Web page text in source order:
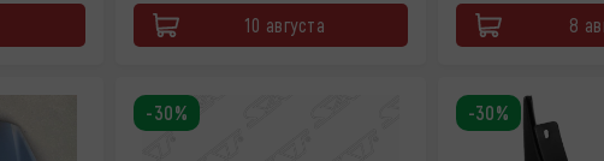
10 августа 8
-30% -30%